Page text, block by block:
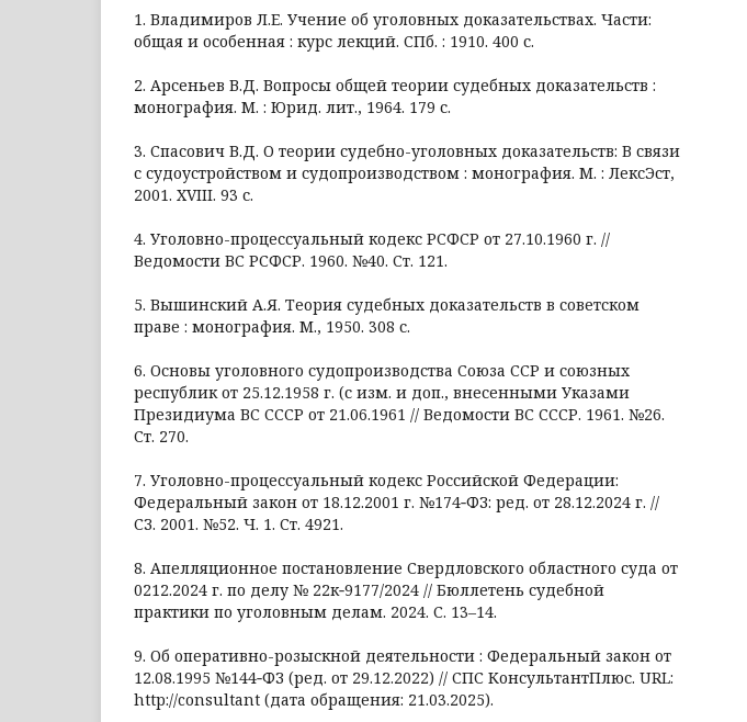
1. Владимиров Л.Е. Учение об уголовных доказательствах. Части:
общая и особенная : курс лекций. СПб. : 1910. 400 с.
2. Арсеньев В.Д. Вопросы общей теории судебных доказательств :
монография. М. : Юрид. лит., 1964. 179 с.
3. Спасович В.Д. О теории судебно-уголовных доказательств: В связи
с судоустройством и судопроизводством : монография. М. : ЛексЭст,
2001. XVIII. 93 с.
4. Уголовно-процессуальный кодекс РСФСР от 27.10.1960 г. //
Ведомости ВС РСФСР. 1960. №40. Ст. 121.
5. Вышинский А.Я. Теория судебных доказательств в советском
праве : монография. М., 1950. 308 с.
6. Основы уголовного судопроизводства Союза ССР и союзных
республик от 25.12.1958 г. (с изм. и доп., внесенными Указами
Президиума ВС СССР от 21.06.1961 // Ведомости ВС СССР. 1961. №26.
Ст. 270.
7. Уголовно-процессуальный кодекс Российской Федерации:
Федеральный закон от 18.12.2001 г. №174‑ФЗ: ред. от 28.12.2024 г. //
СЗ. 2001. №52. Ч. 1. Ст. 4921.
8. Апелляционное постановление Свердловского областного суда от
0212.2024 г. по делу № 22к‑9177/2024 // Бюллетень судебной
практики по уголовным делам. 2024. С. 13–14.
9. Об оперативно-розыскной деятельности : Федеральный закон от
12.08.1995 №144‑ФЗ (ред. от 29.12.2022) // СПС КонсультантПлюс. URL:
http://consultant (дата обращения: 21.03.2025).